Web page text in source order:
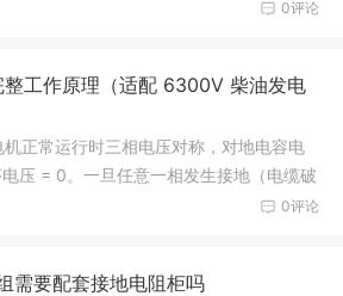
节点就是中性点 N，分两处可以找到：
0评论
整工作原理（适配 6300V 柴油发电
正常运行时三相电压对称，对地电容电
压 = 0。一旦任意一相发生接地（电缆破
），三相平衡被打破，系统产生零序电
0评论
需要配套接地电阻柜吗